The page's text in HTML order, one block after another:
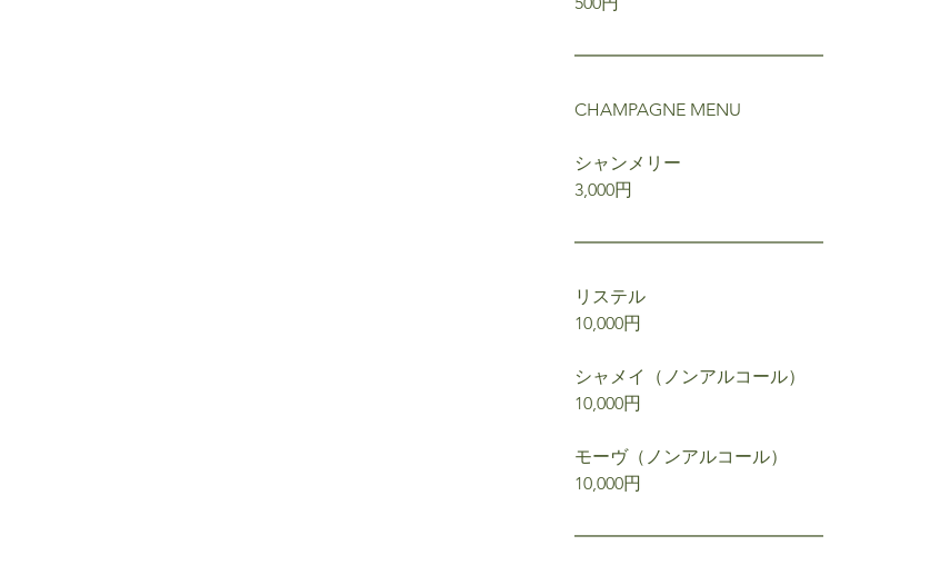
━━━━━━━━━━━━━━
CHAMPAGNE MENU
シャンメリー
3,000円
━━━━━━━━━━━━━━
リステル
10,000円
シャメイ（ノンアルコール）
10,000円
モーヴ（ノンアルコール）
10,000円
━━━━━━━━━━━━━━